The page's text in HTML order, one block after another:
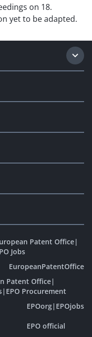
on 18.
yet to be adapted.
Patent Office|
Jobs
EuropeanPatentOffice
Patent Office|
| EPO Procurement
EPOorg| EPOjobs
EPO official